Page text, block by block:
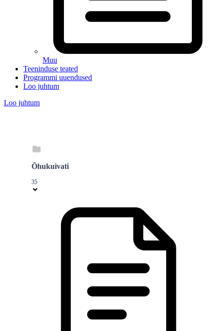
Muu
Teeninduse teated
Programmi uuendused
Loo juhtum
Loo juhtum
Õhukuivati
35